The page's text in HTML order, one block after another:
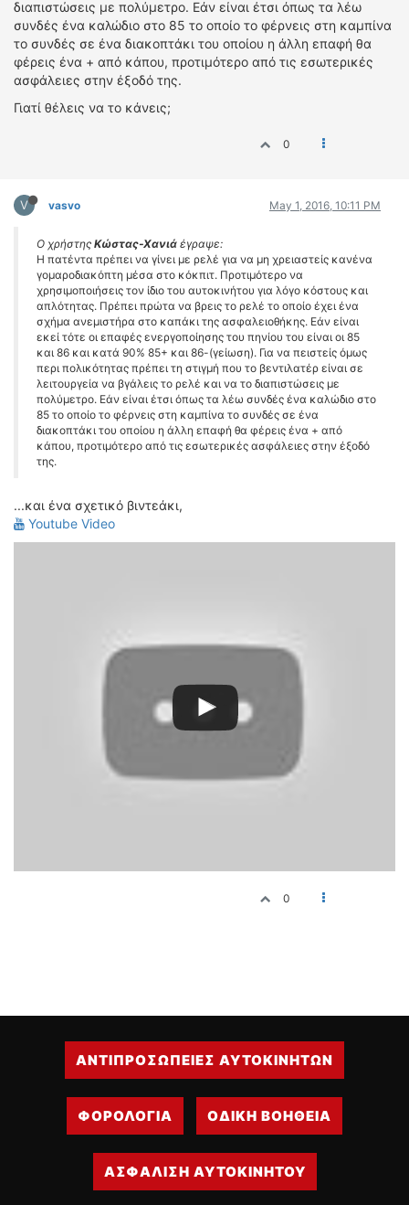
διαπιστώσεις με πολύμετρο. Εάν είναι έτσι όπως τα λέω
συνδές ένα καλώδιο στο 85 το οποίο το φέρνεις στη καμπίνα
το συνδές σε ένα διακοπτάκι του οποίου η άλλη επαφή θα
φέρεις ένα + από κάπου, προτιμότερο από τις εσωτερικές
ασφάλειες στην έξοδό της.
Γιατί θέλεις να το κάνεις;
0
V vasvo May 1, 2016, 10:11 PM
Ο χρήστης Κώστας-Χανιά έγραψε:
Η πατέντα πρέπει να γίνει με ρελέ για να μη χρειαστείς κανένα
γομαροδιακόπτη μέσα στο κόκπιτ. Προτιμότερο να
χρησιμοποιήσεις τον ίδιο του αυτοκινήτου για λόγο κόστους και
απλότητας. Πρέπει πρώτα να βρεις το ρελέ το οποίο έχει ένα
σχήμα ανεμιστήρα στο καπάκι της ασφαλειοθήκης. Εάν είναι
εκεί τότε οι επαφές ενεργοποίησης του πηνίου του είναι οι 85
και 86 και κατά 90% 85+ και 86-(γείωση). Για να πειστείς όμως
περι πολικότητας πρέπει τη στιγμή που το βεντιλατέρ είναι σε
λειτουργεία να βγάλεις το ρελέ και να το διαπιστώσεις με
πολύμετρο. Εάν είναι έτσι όπως τα λέω συνδές ένα καλώδιο στο
85 το οποίο το φέρνεις στη καμπίνα το συνδές σε ένα
διακοπτάκι του οποίου η άλλη επαφή θα φέρεις ένα + από
κάπου, προτιμότερο από τις εσωτερικές ασφάλειες στην έξοδό
της.
...και ένα σχετικό βιντεάκι,
Youtube Video
0
ΑΝΤΙΠΡΟΣΩΠΕΙΕΣ ΑΥΤΟΚΙΝΗΤΩΝ
ΦΟΡΟΛΟΓΙΑ ΟΔΙΚΗ ΒΟΗΘΕΙΑ
ΑΣΦΑΛΙΣΗ ΑΥΤΟΚΙΝΗΤΟΥ